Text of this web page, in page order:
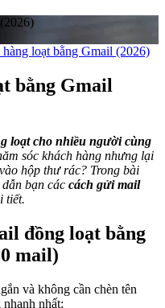
loạt bằng Gmail (2026)
bằng Gmail
loạt cho nhiều người cùng
sóc khách hàng nhưng lại
hộp thư rác? Trong bài
bạn các cách gửi mail
tiết.
đồng loạt bằng
mail)
và không cần chèn tên
nhất: